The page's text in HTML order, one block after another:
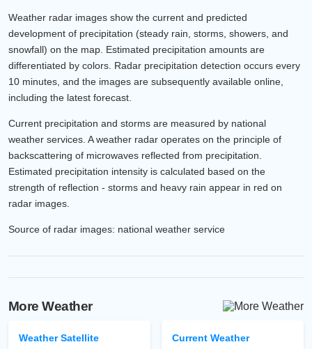
Weather radar images show the current and predicted
development of precipitation (steady rain, storms, showers, and
snowfall) on the map. Estimated precipitation amounts are
differentiated by colors. Radar precipitation detection occurs every
10 minutes, and the images are subsequently available online,
including the latest forecast.
Current precipitation and storms are measured by national
weather services. A weather radar operates on the principle of
backscattering of microwaves reflected from precipitation.
Estimated precipitation intensity is calculated based on the
strength of reflection - storms and heavy rain appear in red on
radar images.
Source of radar images: national weather service
More Weather
Weather Satellite Current Weather